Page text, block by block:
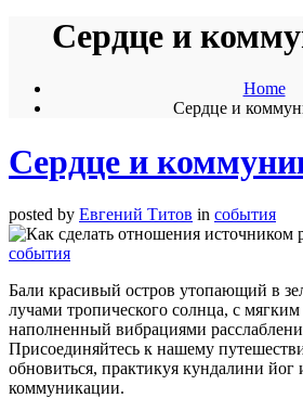
Сердце и
Home
Сердце и
Сердце и
posted by Евгений Титов in события
события
Бали красивый остров утопающий в
лучами тропического солнца, с
наполненный вибрациями
Присоединяйтесь к нашему
обновиться, практикуя кундалини
коммуникации.